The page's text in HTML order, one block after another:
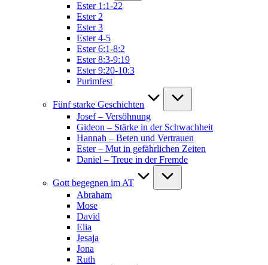
Ester 1:1-22
Ester 2
Ester 3
Ester 4-5
Ester 6:1-8:2
Ester 8:3-9:19
Ester 9:20-10:3
Purimfest
Fünf starke Geschichten
Josef – Versöhnung
Gideon – Stärke in der Schwachheit
Hannah – Beten und Vertrauen
Ester – Mut in gefährlichen Zeiten
Daniel – Treue in der Fremde
Gott begegnen im AT
Abraham
Mose
David
Elia
Jesaja
Jona
Ruth